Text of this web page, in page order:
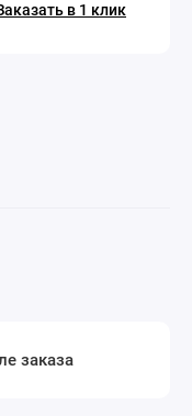
в 1 клик
заказа